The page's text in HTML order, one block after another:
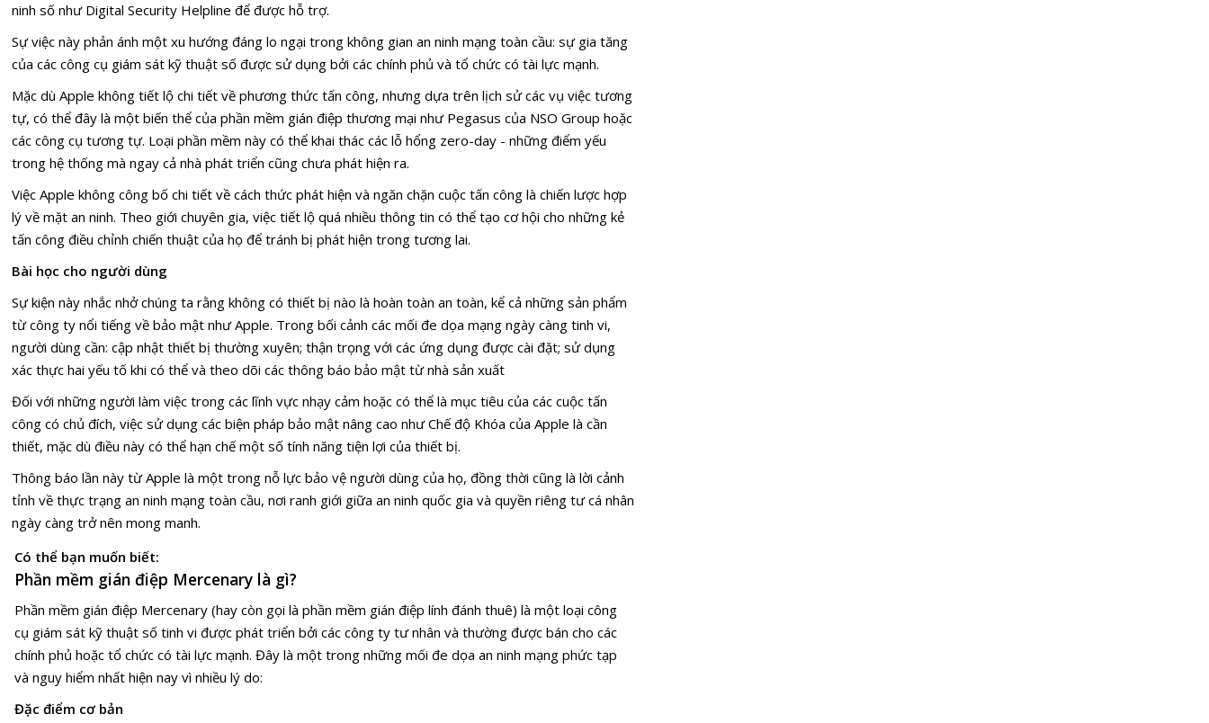
ninh số như Digital Security Helpline để được hỗ trợ.
Sự việc này phản ánh một xu hướng đáng lo ngại trong không gian an ninh mạng toàn cầu: sự gia tăng
của các công cụ giám sát kỹ thuật số được sử dụng bởi các chính phủ và tổ chức có tài lực mạnh.
Mặc dù Apple không tiết lộ chi tiết về phương thức tấn công, nhưng dựa trên lịch sử các vụ việc tương
tự, có thể đây là một biến thể của phần mềm gián điệp thương mại như Pegasus của NSO Group hoặc
các công cụ tương tự. Loại phần mềm này có thể khai thác các lỗ hổng zero-day - những điểm yếu
trong hệ thống mà ngay cả nhà phát triển cũng chưa phát hiện ra.
Việc Apple không công bố chi tiết về cách thức phát hiện và ngăn chặn cuộc tấn công là chiến lược hợp
lý về mặt an ninh. Theo giới chuyên gia, việc tiết lộ quá nhiều thông tin có thể tạo cơ hội cho những kẻ
tấn công điều chỉnh chiến thuật của họ để tránh bị phát hiện trong tương lai.
Bài học cho người dùng
Sự kiện này nhắc nhở chúng ta rằng không có thiết bị nào là hoàn toàn an toàn, kể cả những sản phẩm
từ công ty nổi tiếng về bảo mật như Apple. Trong bối cảnh các mối đe dọa mạng ngày càng tinh vi,
người dùng cần: cập nhật thiết bị thường xuyên; thận trọng với các ứng dụng được cài đặt; sử dụng
xác thực hai yếu tố khi có thể và theo dõi các thông báo bảo mật từ nhà sản xuất
Đối với những người làm việc trong các lĩnh vực nhạy cảm hoặc có thể là mục tiêu của các cuộc tấn
công có chủ đích, việc sử dụng các biện pháp bảo mật nâng cao như Chế độ Khóa của Apple là cần
thiết, mặc dù điều này có thể hạn chế một số tính năng tiện lợi của thiết bị.
Thông báo lần này từ Apple là một trong nỗ lực bảo vệ người dùng của họ, đồng thời cũng là lời cảnh
tỉnh về thực trạng an ninh mạng toàn cầu, nơi ranh giới giữa an ninh quốc gia và quyền riêng tư cá nhân
ngày càng trở nên mong manh.
Có thể bạn muốn biết:
Phần mềm gián điệp Mercenary là gì?
Phần mềm gián điệp Mercenary (hay còn gọi là phần mềm gián điệp lính đánh thuê) là một loại công
cụ giám sát kỹ thuật số tinh vi được phát triển bởi các công ty tư nhân và thường được bán cho các
chính phủ hoặc tổ chức có tài lực mạnh. Đây là một trong những mối đe dọa an ninh mạng phức tạp
và nguy hiểm nhất hiện nay vì nhiều lý do:
Đặc điểm cơ bản